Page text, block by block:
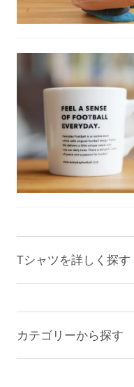
Tシャツを詳しく探す
カテゴリーから探す